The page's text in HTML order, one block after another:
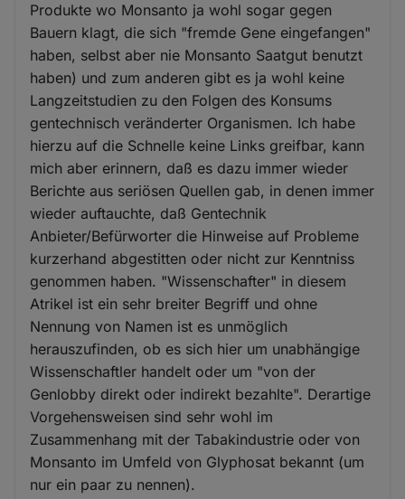
Produkte wo Monsanto ja wohl sogar gegen
Bauern klagt, die sich "fremde Gene eingefangen"
haben, selbst aber nie Monsanto Saatgut benutzt
haben) und zum anderen gibt es ja wohl keine
Langzeitstudien zu den Folgen des Konsums
gentechnisch veränderter Organismen. Ich habe
hierzu auf die Schnelle keine Links greifbar, kann
mich aber erinnern, daß es dazu immer wieder
Berichte aus seriösen Quellen gab, in denen immer
wieder auftauchte, daß Gentechnik
Anbieter/Befürworter die Hinweise auf Probleme
kurzerhand abgestitten oder nicht zur Kenntniss
genommen haben. "Wissenschafter" in diesem
Atrikel ist ein sehr breiter Begriff und ohne
Nennung von Namen ist es unmöglich
herauszufinden, ob es sich hier um unabhängige
Wissenschaftler handelt oder um "von der
Genlobby direkt oder indirekt bezahlte". Derartige
Vorgehensweisen sind sehr wohl im
Zusammenhang mit der Tabakindustrie oder von
Monsanto im Umfeld von Glyphosat bekannt (um
nur ein paar zu nennen).